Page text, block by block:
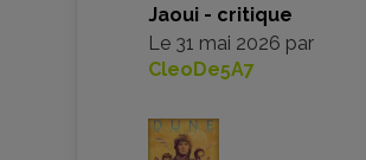
Jaoui - critique
Le 31 mai 2026 par
CleoDe5A7